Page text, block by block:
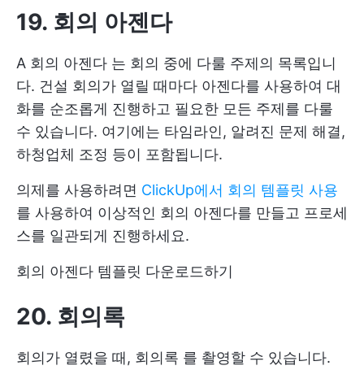
19. 회의 아젠다
A 회의 아젠다 는 회의 중에 다룰 주제의 목록입니
다. 건설 회의가 열릴 때마다 아젠다를 사용하여 대
화를 순조롭게 진행하고 필요한 모든 주제를 다룰
수 있습니다. 여기에는 타임라인, 알려진 문제 해결,
하청업체 조정 등이 포함됩니다.
의제를 사용하려면 ClickUp에서 회의 템플릿 사용
를 사용하여 이상적인 회의 아젠다를 만들고 프로세
스를 일관되게 진행하세요.
회의 아젠다 템플릿 다운로드하기
20. 회의록
회의가 열렸을 때, 회의록 를 촬영할 수 있습니다.